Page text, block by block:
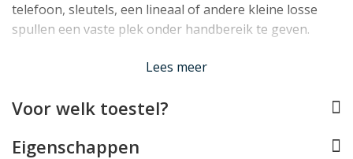
telefoon, sleutels, een lineaal of andere kleine losse
spullen een vaste plek onder handbereik te geven.
Alle onderdelen van de OakyBlocks zijn verkrijgbaar in
onderzijde van natuurlijk kurk zodat ze stabiel staan en
voor een fraai, matchend geheel, of mix de
Lees meer
Voor welk toestel?
Eigenschappen